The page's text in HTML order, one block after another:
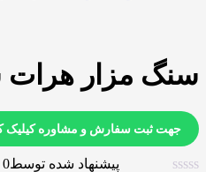
سنگ مزار هرات
جهت ثبت سفارش و مشاوره کیلیک
پیشنهاد شده توسط0